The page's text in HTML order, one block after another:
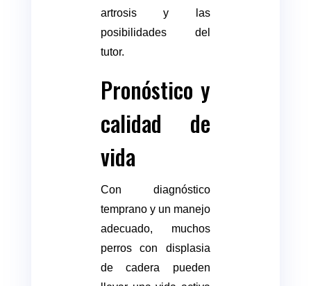
artrosis y las
posibilidades del
tutor.
Pronóstico y
calidad de
vida
Con diagnóstico
temprano y un manejo
adecuado, muchos
perros con displasia
de cadera pueden